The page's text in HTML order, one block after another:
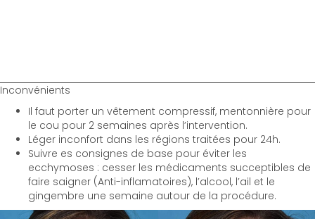
Inconvénients
Il faut porter un vêtement compressif, mentonnière pour
le cou pour 2 semaines après l’intervention.
Léger inconfort dans les régions traitées pour 24h.
Suivre es consignes de base pour éviter les
ecchymoses : cesser les médicaments succeptibles de
faire saigner (Anti-inflamatoires), l’alcool, l’ail et le
gingembre une semaine autour de la procédure.